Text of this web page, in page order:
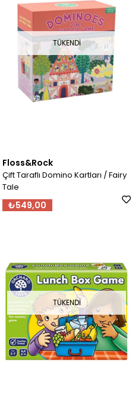
TÜKENDI
Floss&Rock
Çift Taraflı Domino Kartları / Fairy
Tale
₺549,00
TÜKENDI